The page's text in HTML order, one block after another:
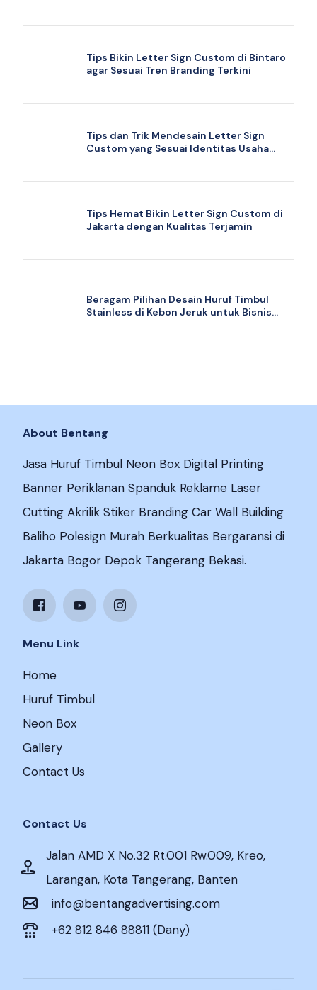
Tips Bikin Letter Sign Custom di Bintaro
agar Sesuai Tren Branding Terkini
Tips dan Trik Mendesain Letter Sign
Custom yang Sesuai Identitas Usaha
Tips Hemat Bikin Letter Sign Custom di
Jakarta dengan Kualitas Terjamin
Beragam Pilihan Desain Huruf Timbul
Stainless di Kebon Jeruk untuk Bisnis
About Bentang
Jasa Huruf Timbul Neon Box Digital Printing
Banner Periklanan Spanduk Reklame Laser
Cutting Akrilik Stiker Branding Car Wall Building
Baliho Polesign Murah Berkualitas Bergaransi di
Jakarta Bogor Depok Tangerang Bekasi.
Menu Link
Home
Huruf Timbul
Neon Box
Gallery
Contact Us
Contact Us
Jalan AMD X No.32 Rt.001 Rw.009, Kreo,
Larangan, Kota Tangerang, Banten
info@bentangadvertising.com
+62 812 846 88811 (Dany)